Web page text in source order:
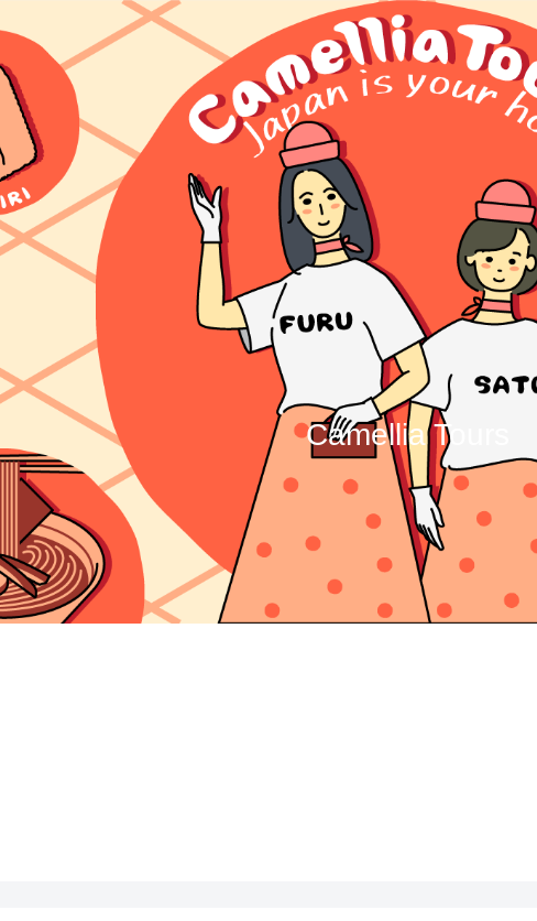
Camellia Tours